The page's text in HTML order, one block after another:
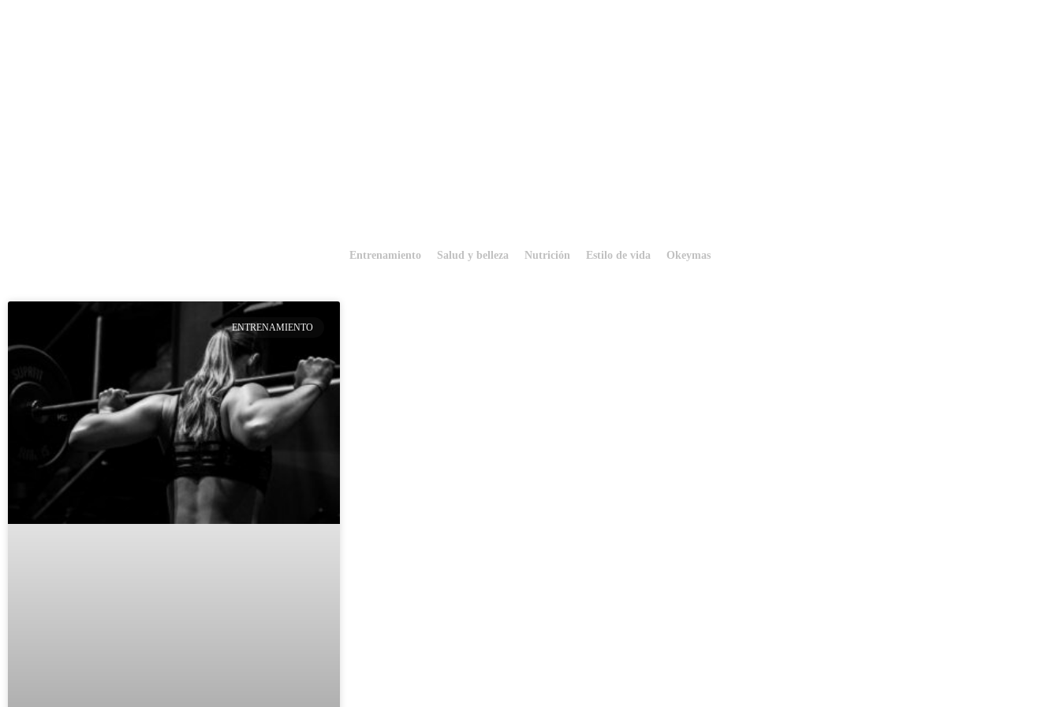
Entrenamiento Salud y belleza Nutrición Estilo de vida Okeymas
ENTRENAMIENTO